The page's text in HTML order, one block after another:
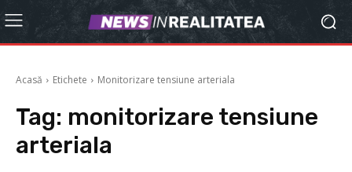
Acasă Etichete Monitorizare tensiune arteriala
Tag: monitorizare tensiune
arteriala